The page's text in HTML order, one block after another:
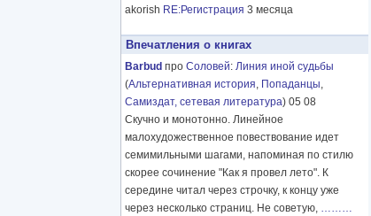
akorish RE:Регистрация 3 месяца
Впечатления о книгах
Barbud про Соловей: Линия иной судьбы
(Альтернативная история, Попаданцы,
Самиздат, сетевая литература) 05 08
Скучно и монотонно. Линейное
малохудожественное повествование идет
семимильными шагами, напоминая по стилю
скорее сочинение "Как я провел лето". К
середине читал через строчку, к концу уже
через несколько страниц. Не советую, ………